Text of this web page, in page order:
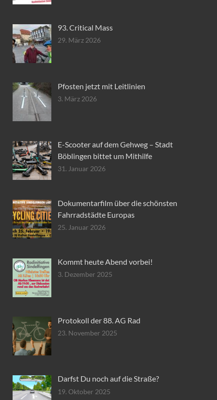
93. Critical Mass
29. März 2026
Pfosten jetzt mit Leitlinien
3. März 2026
E-Scooter auf dem Gehweg – Stadt
Böblingen bittet um Mithilfe
31. Januar 2026
Dokumentarfilm über die schönsten
Fahrradstädte Europas
25. Januar 2026
Kommt heute Abend vorbei!
3. Dezember 2025
Protokoll der 88. AG Rad
23. November 2025
Darfst Du noch auf die Straße?
19. Oktober 2025